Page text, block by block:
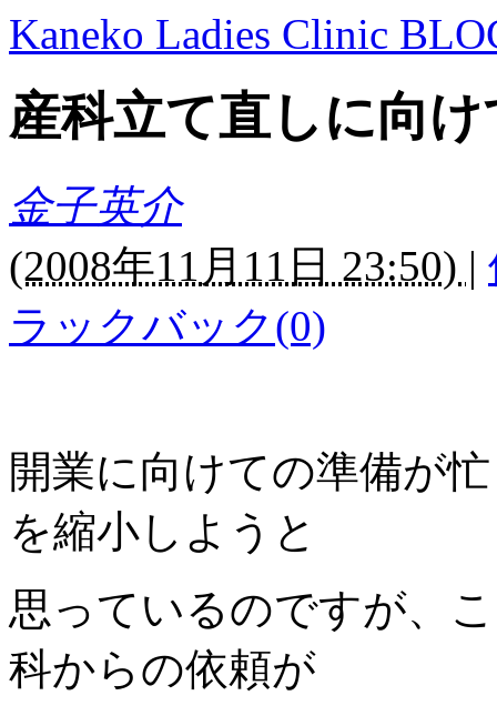
Kaneko Ladies Clinic
産科立て直しに向
金子英介
(2008年11月11日 23:50) |
ラックバック(0)
開業に向けての準備が
を縮小しようと
思っているのですが、
科からの依頼が